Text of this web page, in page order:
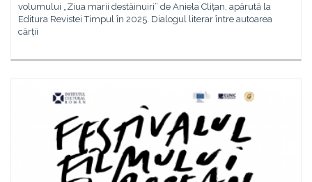
volumului „Ziua marii destăinuiri” de Aniela Clițan, apărută la
Editura Revistei Timpul în 2025. Dialogul literar între autoarea
cărții